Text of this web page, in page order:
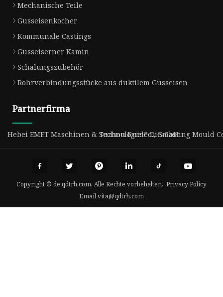
Mechanische Teile
Gusseisenkocher
Kommunale Castings
Gusseiserner Kamin
Schalungszubehör
Rohrverbindungsstücke aus duktilem Gusseisen
Partnerfirma
Hebei EMET Maschinen & Technologie Co., GmbH
Suzhou Ruide Die-Casting Mould
Copyright © de.qdtrh.com, Alle Rechte vorbehalten. Privacy Policy
Emailvita@qdtrh.com